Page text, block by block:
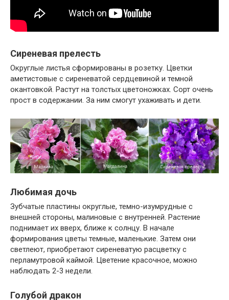
Сиреневая прелесть
Округлые листья сформированы в розетку. Цветки
аметистовые с сиреневатой сердцевиной и темной
окантовкой. Растут на толстых цветоножках. Сорт очень
прост в содержании. За ним смогут ухаживать и дети.
Любимая дочь
Зубчатые пластины округлые, темно-изумрудные с
внешней стороны, малиновые с внутренней. Растение
поднимает их вверх, ближе к солнцу. В начале
формирования цветы темные, маленькие. Затем они
светлеют, приобретают сиреневатую расцветку с
перламутровой каймой. Цветение красочное, можно
наблюдать 2-3 недели.
Голубой дракон